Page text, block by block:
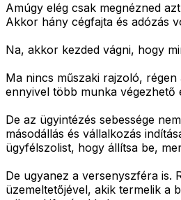
Amúgy elég csak megnézned
Akkor hány cégfajta és adózás
Na, akkor kezded vágni, hogy
Ma nincs műszaki rajzoló,
ennyivel több munka végezhető
De az ügyintézés sebessége
másodállás és vállalkozás
ügyfélszolist, hogy állítsa be,
De ugyanez a versenyszféra is.
üzemeltetőjével, akik termelik a